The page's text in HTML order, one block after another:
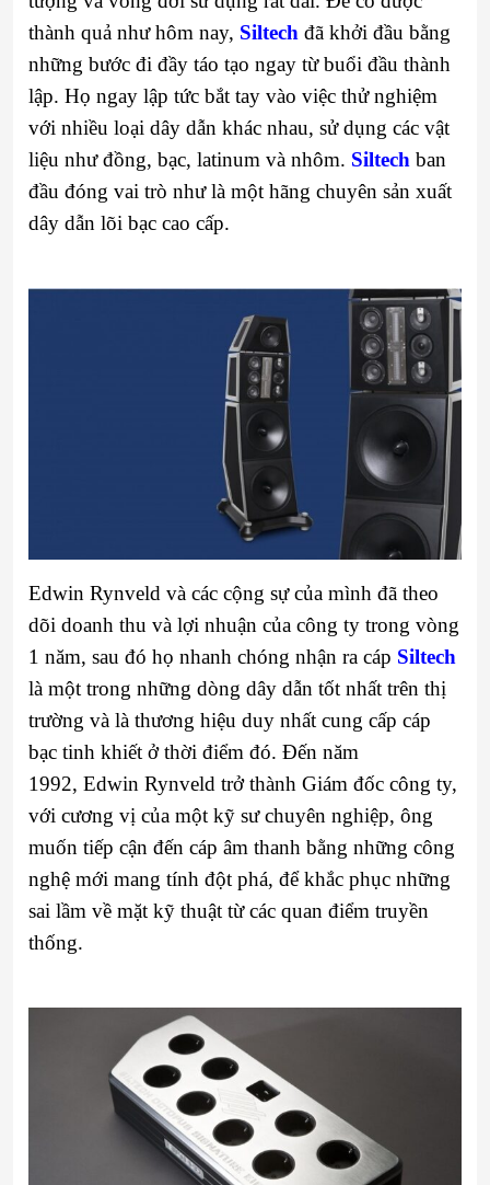
thành quả như hôm nay, Siltech đã khởi đầu bằng
những bước đi đầy táo tạo ngay từ buổi đầu thành
lập. Họ ngay lập tức bắt tay vào việc thử nghiệm
với nhiều loại dây dẫn khác nhau, sử dụng các vật
liệu như đồng, bạc, latinum và nhôm. Siltech ban
đầu đóng vai trò như là một hãng chuyên sản xuất
dây dẫn lõi bạc cao cấp.
Edwin Rynveld và các cộng sự của mình đã theo
dõi doanh thu và lợi nhuận của công ty trong vòng
1 năm, sau đó họ nhanh chóng nhận ra cáp Siltech
là một trong những dòng dây dẫn tốt nhất trên thị
trường và là thương hiệu duy nhất cung cấp cáp
bạc tinh khiết ở thời điểm đó. Đến năm
1992, Edwin Rynveld trở thành Giám đốc công ty,
với cương vị của một kỹ sư chuyên nghiệp, ông
muốn tiếp cận đến cáp âm thanh bằng những công
nghệ mới mang tính đột phá, để khắc phục những
sai lầm về mặt kỹ thuật từ các quan điểm truyền
thống.